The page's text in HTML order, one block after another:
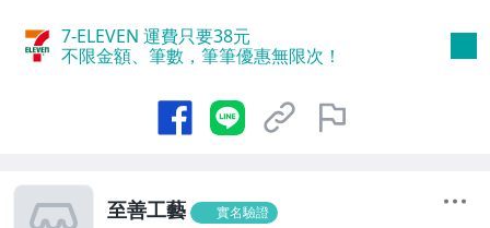
7-ELEVEN 運費只要38元
不限金額、筆數，筆筆優惠無限次！
至善工藝 實名驗證